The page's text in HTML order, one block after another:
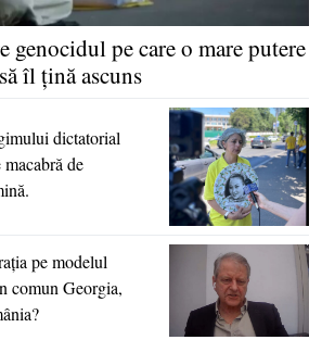
genocidul pe care o mare putere
îl ţină ascuns
dictatorial
de
pe modelul
comun Georgia,